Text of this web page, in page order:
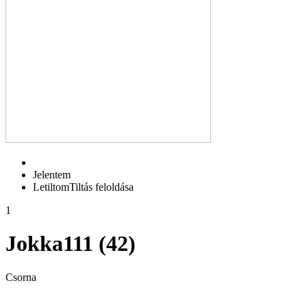
Jelentem
LetiltomTiltás feloldása
1
Jokka111 (42)
Csorna